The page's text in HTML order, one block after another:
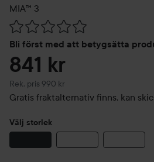
MIA™ 3
Bli först med att betygsätta
Hoppa till Betyg & kommentarer
841 kr
Rek. pris 990 kr
Rekommenderat pris 990 kr
Gratis fraktalternativ finns, kan
Välj storlek